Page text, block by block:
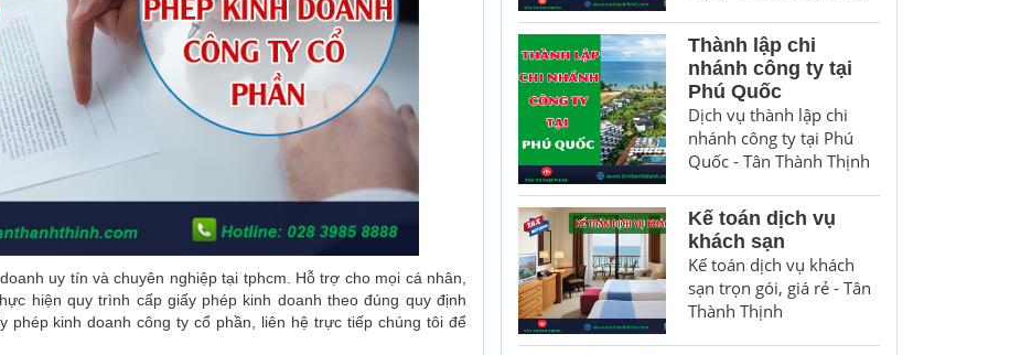
uy tín và chuyên nghiệp tại tphcm. Hỗ trợ cho mọi cá nhân,
hiện quy trình cấp giấy phép kinh doanh theo đúng quy định
phép kinh doanh công ty cổ phần, liên hệ trực tiếp chúng tôi để
Thành lập chi
nhánh công ty tại
Phú Quốc
Dịch vụ thành lập chi
nhánh công ty tại Phú
Quốc - Tân Thành Thịnh
Kế toán dịch vụ
khách sạn
Kế toán dịch vụ khách
sạn trọn gói, giá rẻ - Tân
Thành Thịnh